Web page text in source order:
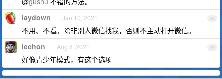
28
laydown Jan 10, 2021
不用、不看。除非别人微信找我，否则不主动打开微信。
29
leehon Aug 8, 2021
好像青少年模式，有这个选项